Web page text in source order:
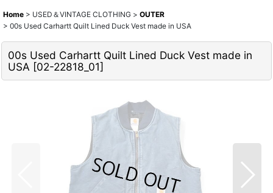
Home > USED＆VINTAGE CLOTHING > OUTER
> 00s Used Carhartt Quilt Lined Duck Vest made in USA
00s Used Carhartt Quilt Lined Duck Vest made in
USA [02-22818_01]